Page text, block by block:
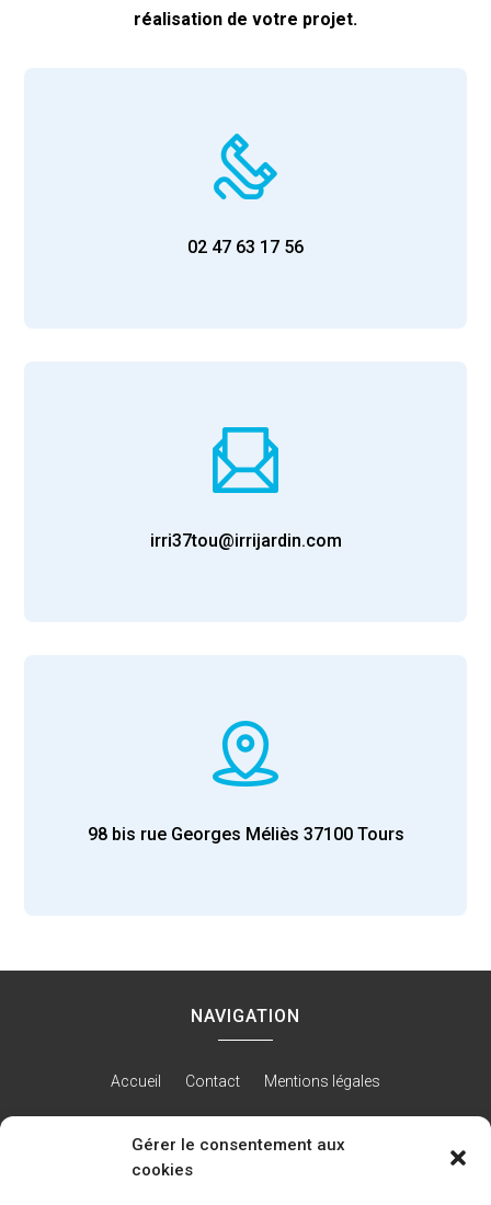
Gérer le consentement aux
cookies
réalisation de votre projet.
02 47 63 17 56
irri37tou@irrijardin.com
98 bis rue Georges Méliès 37100 Tours
NAVIGATION
Accueil Contact Mentions légales
RÉALISATION